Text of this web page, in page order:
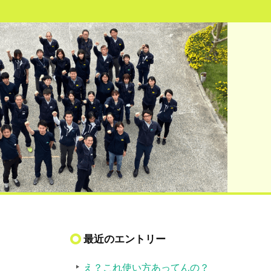
最近のエントリー
え？これ使い方あってんの？